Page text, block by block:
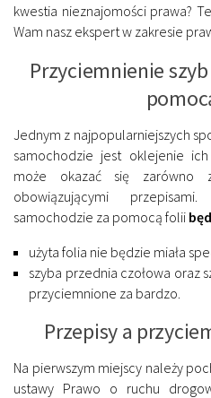
kwestia nieznajomości prawa?
Wam nasz ekspert w zakresie
Przyciemnienie
Jednym z najpopularniejszych
samochodzie jest oklejenie
może okazać się
obowiązującymi
samochodzie za pomocą folii
użyta folia nie będzie miała
szyba przednia czołowa oraz
przyciemnione za bardzo.
Przepisy a
Na pierwszym miejscy należy
ustawy Prawo o ruchu